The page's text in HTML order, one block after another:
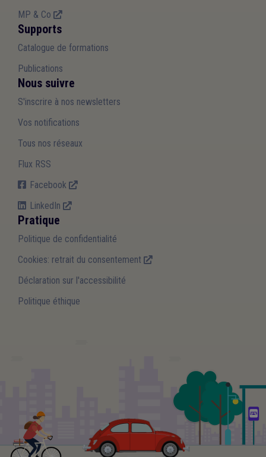
MP & Co
Supports
Catalogue de formations
Publications
Nous suivre
S'inscrire à nos newsletters
Vos notifications
Tous nos réseaux
Flux RSS
Facebook
LinkedIn
Pratique
Politique de confidentialité
Cookies: retrait du consentement
Déclaration sur l'accessibilité
Politique éthique